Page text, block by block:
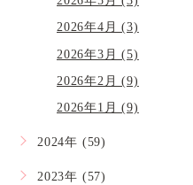
2026年4月 (3)
2026年3月 (5)
2026年2月 (9)
2026年1月 (9)
2024年 (59)
2023年 (57)